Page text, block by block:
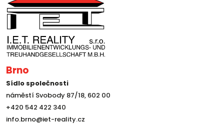
Brno
Sídlo společnosti
náměstí Svobody 87/18, 602 00
+420 542 422 340
info.brno@iet-reality.cz